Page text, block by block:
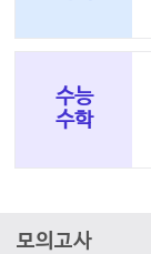
수능
수학
모의고사